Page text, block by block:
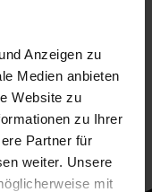
Anzeigen zu
Medien anbieten
Website zu
zu Ihrer
Partner für
weiter. Unsere
mit